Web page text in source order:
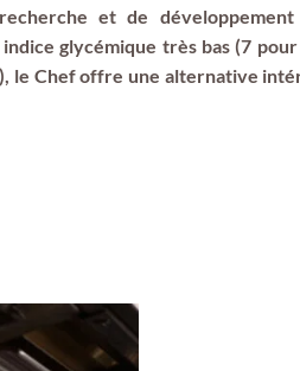
et de développement
glycémique très bas (7
le Chef offre une alternative